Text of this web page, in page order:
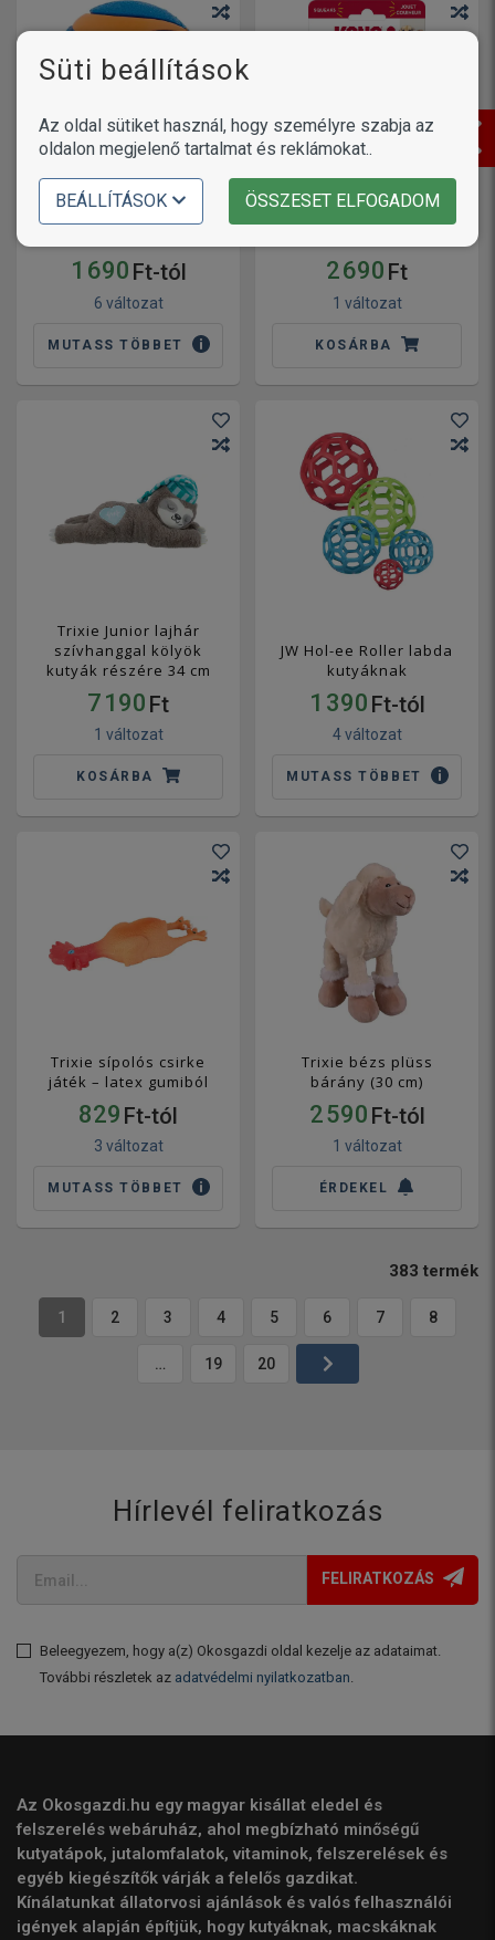
Chuckit! Ultra Squeaker
1 690 Ft-tól
6 változat
MUTASS TÖBBET
Kong Duramax Ball
2 690 Ft
1 változat
KOSÁRBA
Trixie Junior lajhár
szívhanggal kölyök
kutyák részére 34 cm
7 190 Ft
1 változat
KOSÁRBA
JW Hol-ee Roller labda
kutyáknak
1 390 Ft-tól
4 változat
MUTASS TÖBBET
Trixie sípolós csirke
játék – latex gumiból
829 Ft-tól
3 változat
MUTASS TÖBBET
Trixie bézs plüss
bárány (30 cm)
2 590 Ft-tól
1 változat
ÉRDEKEL
383 termék
1 2 3 4 5 6 7 8
… 19 20
Hírlevél feliratkozás
FELIRATKOZÁS
Beleegyezem, hogy a(z) Okosgazdi oldal kezelje az adataimat.
További részletek az adatvédelmi nyilatkozatban.
Az Okosgazdi.hu egy magyar kisállat eledel és
felszerelés webáruház, ahol megbízható minőségű
kutyatápok, jutalomfalatok, vitaminok, felszerelések és
egyéb kiegészítők várják a felelős gazdikat.
Kínálatunkat állatorvosi ajánlások és valós felhasználói
igények alapján építjük, hogy kutyáknak, macskáknak
Süti beállítások
Az oldal sütiket használ, hogy személyre szabja az
oldalon megjelenő tartalmat és reklámokat..
BEÁLLÍTÁSOK ÖSSZESET ELFOGADOM